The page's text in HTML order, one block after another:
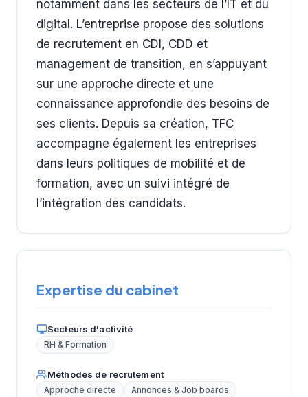
notamment dans les secteurs de l’IT et du
digital. L’entreprise propose des solutions
de recrutement en CDI, CDD et
management de transition, en s’appuyant
sur une approche directe et une
connaissance approfondie des besoins de
ses clients. Depuis sa création, TFC
accompagne également les entreprises
dans leurs politiques de mobilité et de
formation, avec un suivi intégré de
l’intégration des candidats.
Expertise du cabinet
Secteurs d'activité
RH & Formation
Méthodes de recrutement
Approche directe
Annonces & Job boards